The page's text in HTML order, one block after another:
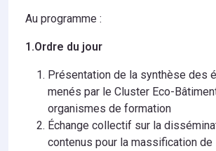
Au programme :
1.Ordre du jour
Présentation de la synthèse des
menés par le Cluster Eco-
organismes de formation
Échange collectif sur la
contenus pour la massification de